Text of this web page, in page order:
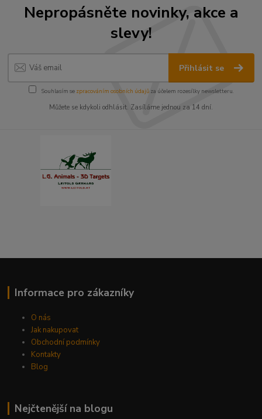
Nepropásněte novinky, akce a
slevy!
Přihlásit se
Souhlasím se zpracováním osobních údajůza účelem rozesílky newsletteru.
Můžete se kdykoli odhlásit. Zasíláme jednou za 14 dní.
Informace pro zákazníky
O nás
Jak nakupovat
Obchodní podmínky
Kontakty
Blog
Nejčtenější na blogu